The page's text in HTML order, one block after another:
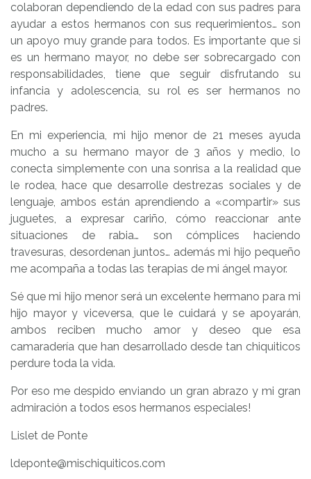
colaboran dependiendo de la edad con sus padres para
ayudar a estos hermanos con sus requerimientos… son
un apoyo muy grande para todos. Es importante que si
es un hermano mayor, no debe ser sobrecargado con
responsabilidades, tiene que seguir disfrutando su
infancia y adolescencia, su rol es ser hermanos no
padres.
En mi experiencia, mi hijo menor de 21 meses ayuda
mucho a su hermano mayor de 3 años y medio, lo
conecta simplemente con una sonrisa a la realidad que
le rodea, hace que desarrolle destrezas sociales y de
lenguaje, ambos están aprendiendo a «compartir» sus
juguetes, a expresar cariño, cómo reaccionar ante
situaciones de rabia… son cómplices haciendo
travesuras, desordenan juntos… además mi hijo pequeño
me acompaña a todas las terapias de mi ángel mayor.
Sé que mi hijo menor será un excelente hermano para mi
hijo mayor y viceversa, que le cuidará y se apoyarán,
ambos reciben mucho amor y deseo que esa
camaradería que han desarrollado desde tan chiquiticos
perdure toda la vida.
Por eso me despido enviando un gran abrazo y mi gran
admiración a todos esos hermanos especiales!
Lislet de Ponte
ldeponte@mischiquiticos.com